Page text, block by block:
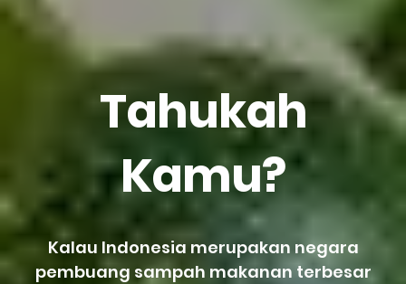
Tahukah
Kamu?
Kalau Indonesia merupakan negara
pembuang sampah makanan terbesar